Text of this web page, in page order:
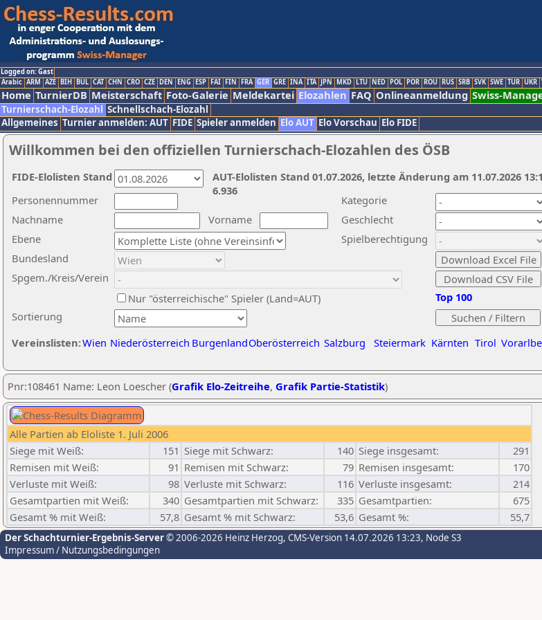
Logged on: Gast
Arabic ARM AZE BIH BUL CAT CHN CRO CZE DEN ENG ESP FAI FIN FRA GER GRE INA ITA JPN MKD LTU NED POL POR ROU RUS SRB SVK SWE TUR UKR
Home TurnierDB Meisterschaft Foto-Galerie Meldekartei Elozahlen FAQ Onlineanmeldung Swiss-
Turnierschach-Elozahl Schnellschach-Elozahl
Allgemeines Turnier anmelden: AUT FIDE Spieler anmelden Elo AUT Elo Vorschau Elo FIDE
Willkommen bei den offiziellen Turnierschach-Elozahlen des ÖSB
Nachname
Vorname
Ebene
Kategorie
Sortierung
Personennummer
Bundesland
Spgem./Kreis/Verein
Geschlecht
Nur "österreichische" Spieler (Land=AUT)
Spielberechtigung
Vereinslisten:Wien Niederösterreich BurgenlandOberösterreich Salzburg Steiermark Kärnten Tirol
Top 100
AUT-Elolisten Stand 01.07.2026, letzte Änderung am 11.07.2026
6.936
FIDE-Elolisten Stand
Pnr:108461 Name: Leon Loescher (Grafik Elo-Zeitreihe, Grafik Partie-Statistik)
Alle Partien ab Eloliste 1. Juli 2006
Siege mit Weiß:
151 Siege mit Schwarz: 140 Siege insgesamt:
291
Remisen mit Weiß:
91 Remisen mit Schwarz: 79 Remisen insgesamt:
170
Verluste mit Weiß:
98 Verluste mit Schwarz: 116 Verluste insgesamt:
214
Gesamtpartien mit Weiß:
340 Gesamtpartien mit Schwarz: 335 Gesamtpartien:
675
Gesamt % mit Weiß:
57,8 Gesamt % mit Schwarz: 53,6 Gesamt %: 55,7
Der Schachturnier-Ergebnis-Server© 2006-2026 Heinz Herzog, CMS-Version 14.07.2026 13:23, Node S3
Impressum / Nutzungsbedingungen